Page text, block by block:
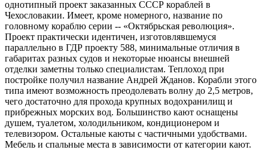
однотипный проект заказанных СССР кораблей в
Чехословакии. Имеет, кроме номерного, название по
головному кораблю серии -- «Октябрьская революция».
Проект практически идентичен, изготовлявшемуся
параллельно в ГДР проекту 588, минимальные отличия в
габаритах разных судов и некоторые нюансы внешней
отделки заметны только специалистам. Теплоход при
постройке получил название Андрей Жданов. Корабли этого
типа имеют возможность преодолевать волну до 2,5 метров,
чего достаточно для прохода крупных водохранилищ и
прибрежных морских вод. Большинство кают оснащены
душем, туалетом, холодильником, кондиционером и
телевизором. Остальные каюты с частичными удобствами.
Мебель и спальные места в зависимости от категории кают.